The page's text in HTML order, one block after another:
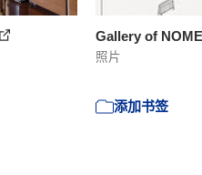
Gallery of
照片
添加书签